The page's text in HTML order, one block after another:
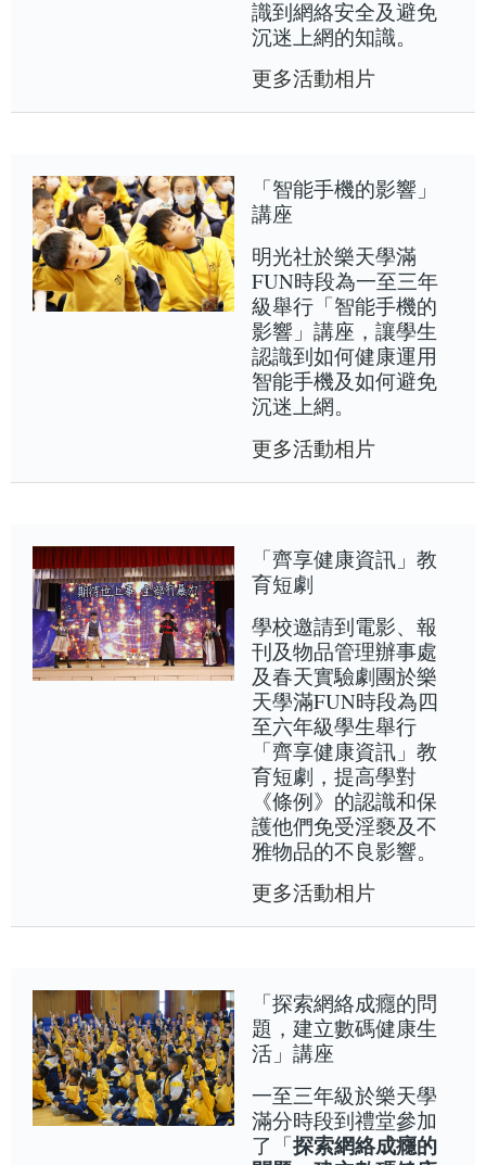
識到網絡安全及避免
沉迷上網的知識。
更多活動相片
「智能手機的影響」
講座
明光社於樂天學滿
FUN時段為一至三年
級舉行「智能手機的
影響」講座，讓學生
認識到如何健康運用
智能手機及如何避免
沉迷上網。
更多活動相片
「齊享健康資訊」教
育短劇
學校邀請到電影、報
刊及物品管理辦事處
及春天實驗劇團於樂
天學滿FUN時段為四
至六年級學生舉行
「齊享健康資訊」教
育短劇，提高學對
《條例》的認識和保
護他們免受淫褻及不
雅物品的不良影響。
更多活動相片
「探索網絡成癮的問
題，建立數碼健康生
活」講座
一至三年級於樂天學
滿分時段到禮堂參加
了「探索網絡成癮的